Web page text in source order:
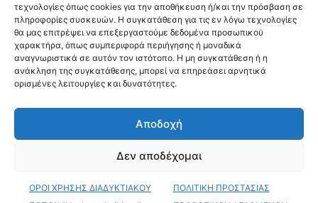
τεχνολογίες όπως cookies για την αποθήκευση ή/και την πρόσβαση σε
πληροφορίες συσκευών. Η συγκατάθεση για τις εν λόγω τεχνολογίες
θα μας επιτρέψει να επεξεργαστούμε δεδομένα προσωπικού
χαρακτήρα, όπως συμπεριφορά περιήγησης ή μοναδικά
αναγνωριστικά σε αυτόν τον ιστότοπο. Η μη συγκατάθεση ή η
ανάκληση της συγκατάθεσης, μπορεί να επηρεάσει αρνητικά
ορισμένες λειτουργίες και δυνατότητες.
Αποδοχή
Δεν αποδέχομαι
ΟΡΟΙ ΧΡΗΣΗΣ ΔΙΑΔΥΚΤΙΑΚΟΥ
ΠΟΛΙΤΙΚΗ ΠΡΟΣΤΑΣΙΑΣ
ΑΚΟΛΟΥΘΗΣΕ ΜΑΣ
Videos Όροι Χρήσης
© Copyright 2026 ΝΕΟΛΟΓΟΣ ΑΤΤΙΚΗΣ • All Rights Reserved •